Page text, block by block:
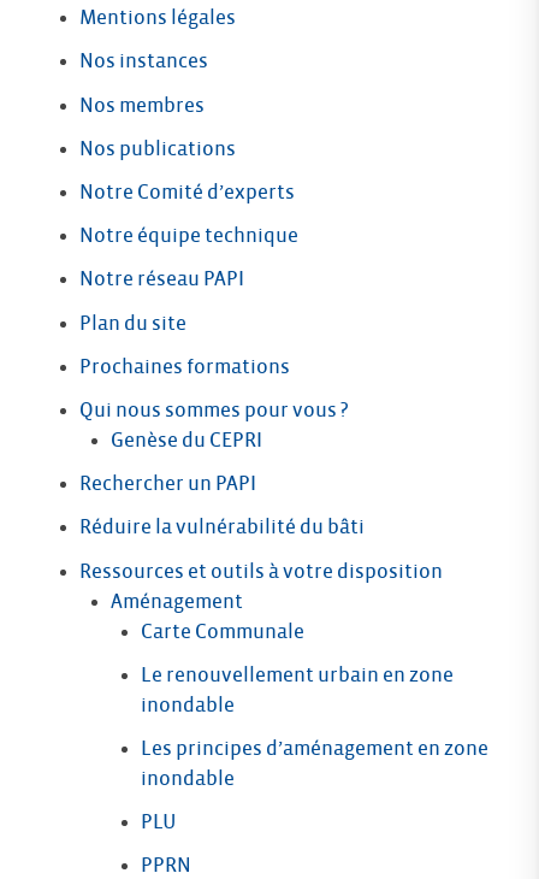
Mentions légales
Nos instances
Nos membres
Nos publications
Notre Comité d’experts
Notre équipe technique
Notre réseau PAPI
Plan du site
Prochaines formations
Qui nous sommes pour vous ?
Genèse du CEPRI
Rechercher un PAPI
Réduire la vulnérabilité du bâti
Ressources et outils à votre disposition
Aménagement
Carte Communale
Le renouvellement urbain en zone
inondable
Les principes d’aménagement en zone
inondable
PLU
PPRN